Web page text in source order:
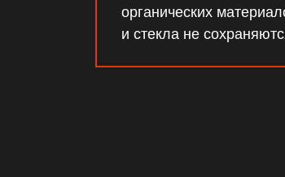
органических
и стекла не